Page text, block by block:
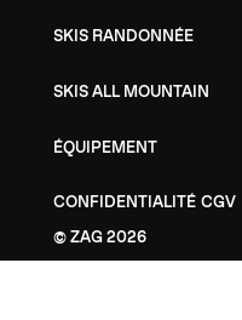
SKIS RANDONNÉE
SKIS ALL MOUNTAIN
ÉQUIPEMENT
CONFIDENTIALITÉ CGV
ZAG 2026